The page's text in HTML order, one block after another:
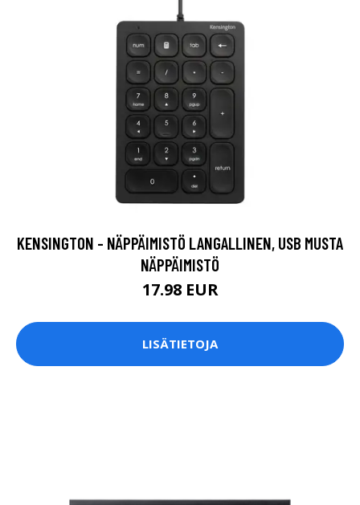
KENSINGTON - NÄPPÄIMISTÖ LANGALLINEN, USB MUSTA
NÄPPÄIMISTÖ
17.98 EUR
LISÄTIETOJA